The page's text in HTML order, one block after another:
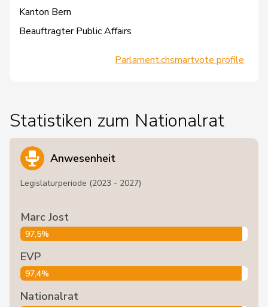
Kanton Bern
Beauftragter Public Affairs
Parlament.chsmartvote profile
Statistiken zum Nationalrat
Anwesenheit
Legislaturperiode (2023 - 2027)
Marc Jost
97,5%
EVP
97,4%
Nationalrat